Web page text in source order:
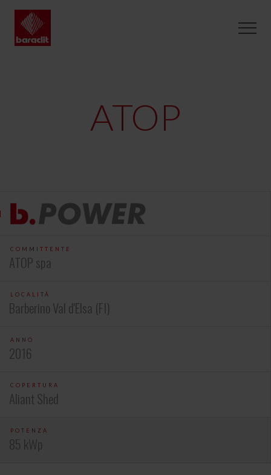
ATOP
COMMITTENTE
ATOP spa
LOCALITÀ
Barberino Val d'Elsa (FI)
ANNO
2016
COPERTURA
Aliant Shed
POTENZA
85 kWp